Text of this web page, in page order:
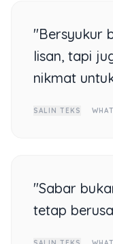
"Bersyukur
lisan, tapi
nikmat
SALIN TEKS
"Sabar
tetap